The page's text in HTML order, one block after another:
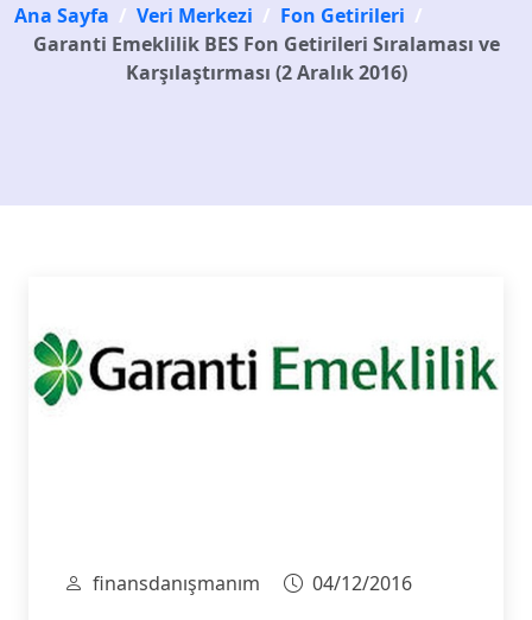
Ana Sayfa / Veri Merkezi / Fon Getirileri /
Garanti Emeklilik BES Fon Getirileri Sıralaması ve
Karşılaştırması (2 Aralık 2016)
finansdanışmanım
04/12/2016